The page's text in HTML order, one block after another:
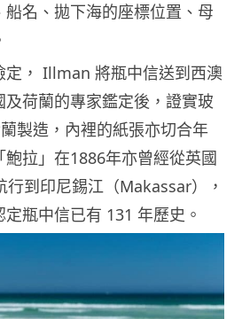
名、拋下海的座標位置、母
定， Illman 將瓶中信送到西澳
荷蘭的專家鑑定後，證實玻
製造，內裡的紙張亦切合年
拉」在1886年亦曾經從英國
到印尼錫江（Makassar），
瓶中信已有 131 年歷史。